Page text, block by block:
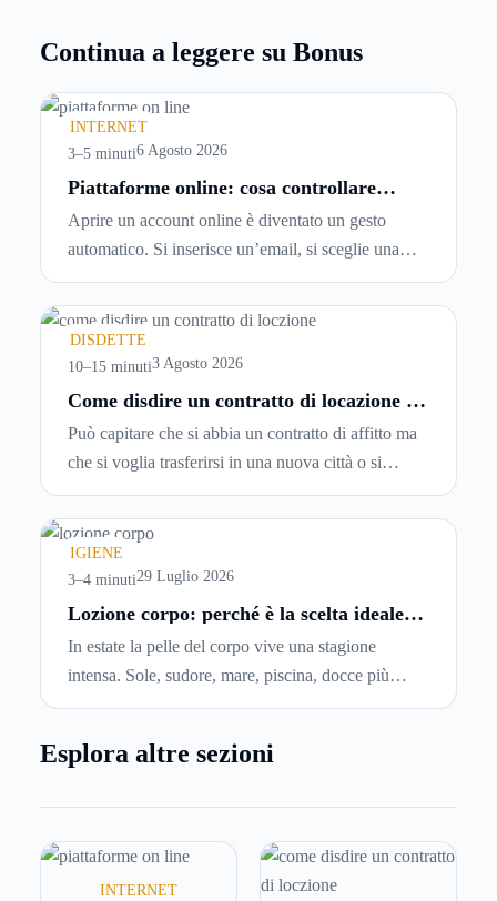
Continua a leggere su Bonus
INTERNET
3–5 minuti6 Agosto 2026
Piattaforme online: cosa controllare
prima di iscriversi e usare servizi in
tempo reale
Aprire un account online è diventato un gesto
automatico. Si inserisce un’email, si sceglie una
password, si accetta una serie di condizioni senza
leggerle davvero. Tutto avviene in pochi minuti,
spesso senza che ci si fermi a capire dove si sta
entrando.
DISDETTE
10–15 minuti3 Agosto 2026
Come disdire un contratto di locazione in
modo corretto ed efficace
Può capitare che si abbia un contratto di affitto ma
che si voglia trasferirsi in una nuova città o si
abbiano problemi a pagare il canone, per cui si
comincia a cercare un’altra abitazione: è legittimo
chiedersi se è possibile
locazioneprima che scada. In questa guida
capiremo come inviare la disdetta per un contratto
IGIENE
3–4 minuti29 Luglio 2026
Lozione corpo: perché è la scelta ideale
In estate la pelle del corpo vive una stagione
intensa. Sole, sudore, mare, piscina, docce più
frequenti e aria condizionata possono renderla
meno confortevole. Eppure, proprio nei mesi caldi,
o difficili da assorbire.
Esplora altre sezioni
INTERNET